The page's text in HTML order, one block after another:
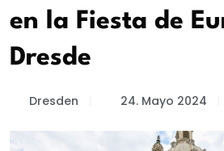
en la Fiesta de
Dresde
Dresden 24. Mayo 2024